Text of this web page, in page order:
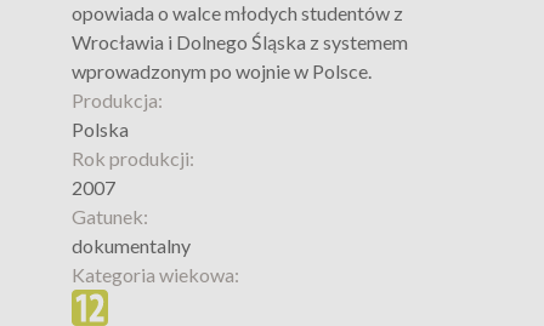
opowiada o walce młodych studentów z
Wrocławia i Dolnego Śląska z systemem
wprowadzonym po wojnie w Polsce.
Produkcja:
Polska
Rok produkcji:
2007
Gatunek:
dokumentalny
Kategoria wiekowa: